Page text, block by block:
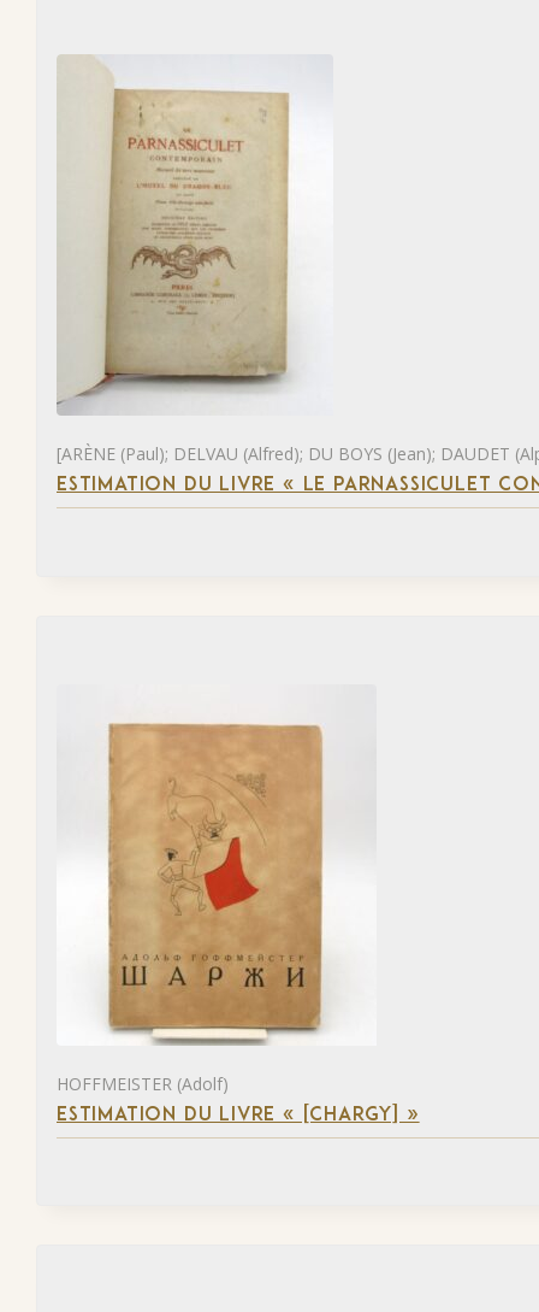
[ARÈNE (Paul); DELVAU (Alfred); DU BOYS (Jean); DAUDET
ESTIMATION DU LIVRE « LE PARNASSICULET
HOFFMEISTER (Adolf)
ESTIMATION DU LIVRE « [CHARGY] »